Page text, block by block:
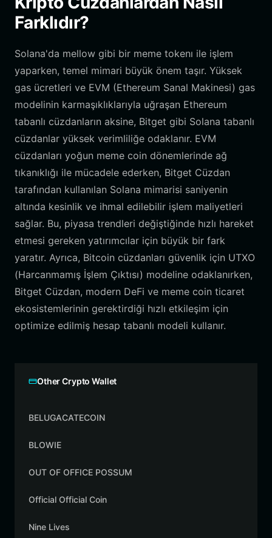
Farklıdır?
Solana'da mellow gibi bir meme tokenı ile işlem
yaparken, temel mimari büyük önem taşır. Yüksek
gas ücretleri ve EVM (Ethereum Sanal Makinesi) gas
modelinin karmaşıklıklarıyla uğraşan Ethereum
tabanlı cüzdanların aksine, Bitget gibi Solana tabanlı
cüzdanlar yüksek verimliliğe odaklanır. EVM
cüzdanları yoğun meme coin dönemlerinde ağ
tıkanıklığı ile mücadele ederken, Bitget Cüzdan
tarafından kullanılan Solana mimarisi saniyenin
altında kesinlik ve ihmal edilebilir işlem maliyetleri
sağlar. Bu, piyasa trendleri değiştiğinde hızlı hareket
etmesi gereken yatırımcılar için büyük bir fark
yaratır. Ayrıca, Bitcoin cüzdanları güvenlik için UTXO
(Harcanmamış İşlem Çıktısı) modeline odaklanırken,
Bitget Cüzdan, modern DeFi ve meme coin ticaret
ekosistemlerinin gerektirdiği hızlı etkileşim için
optimize edilmiş hesap tabanlı modeli kullanır.
Other Crypto Wallet
BELUGACATECOIN
BLOWIE
OUT OF OFFICE POSSUM
Official Official Coin
Nine Lives